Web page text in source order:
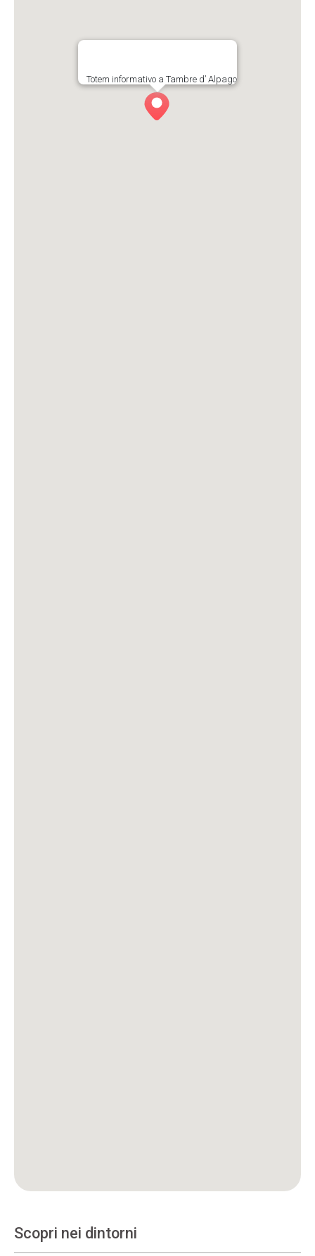
Totem informativo a Tambre d’ Alpago
Scopri nei dintorni